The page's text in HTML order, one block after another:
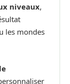
niveaux,
les mondes